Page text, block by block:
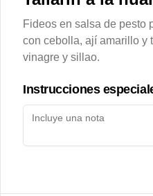
Mi cuenta
PedirPolítica
a fin de personalizar este
Fideos en salsa de pesto
con cebolla, ají amarillo y
vinagre y sillao.
Instrucciones